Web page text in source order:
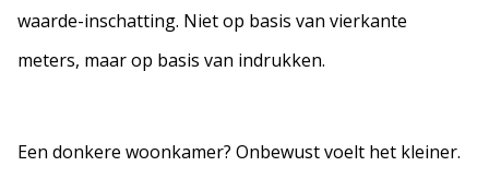
waarde-inschatting. Niet op basis van vierkante
meters, maar op basis van indrukken.
Een donkere woonkamer? Onbewust voelt het kleiner.